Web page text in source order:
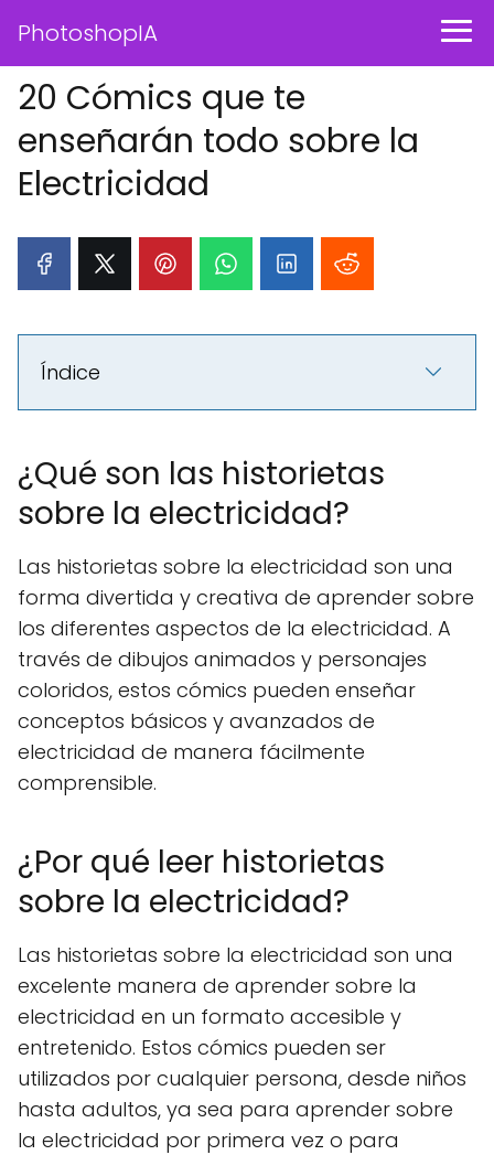
PhotoshopIA
20 Cómics que te
enseñarán todo sobre la
Electricidad
Índice
¿Qué son las historietas
sobre la electricidad?
Las historietas sobre la electricidad son una
forma divertida y creativa de aprender sobre
los diferentes aspectos de la electricidad. A
través de dibujos animados y personajes
coloridos, estos cómics pueden enseñar
conceptos básicos y avanzados de
electricidad de manera fácilmente
comprensible.
¿Por qué leer historietas
sobre la electricidad?
Las historietas sobre la electricidad son una
excelente manera de aprender sobre la
electricidad en un formato accesible y
entretenido. Estos cómics pueden ser
utilizados por cualquier persona, desde niños
hasta adultos, ya sea para aprender sobre
la electricidad por primera vez o para